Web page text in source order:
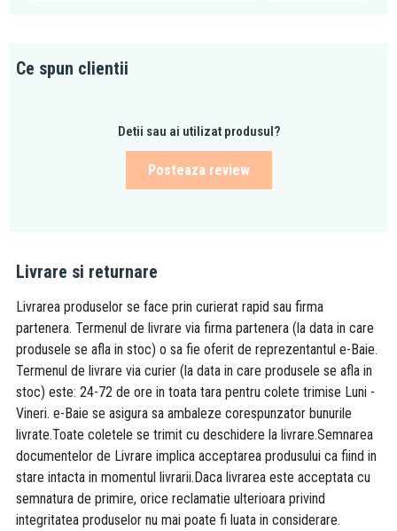
Ce spun clientii
Detii sau ai utilizat produsul?
Posteaza review
Livrare si returnare
Livrarea produselor se face prin curierat rapid sau firma
partenera. Termenul de livrare via firma partenera (la data in care
produsele se afla in stoc) o sa fie oferit de reprezentantul e-Baie.
Termenul de livrare via curier (la data in care produsele se afla in
stoc) este: 24-72 de ore in toata tara pentru colete trimise Luni -
Vineri. e-Baie se asigura sa ambaleze corespunzator bunurile
livrate.Toate coletele se trimit cu deschidere la livrare.Semnarea
documentelor de Livrare implica acceptarea produsului ca fiind in
stare intacta in momentul livrarii.Daca livrarea este acceptata cu
semnatura de primire, orice reclamatie ulterioara privind
integritatea produselor nu mai poate fi luata in considerare.